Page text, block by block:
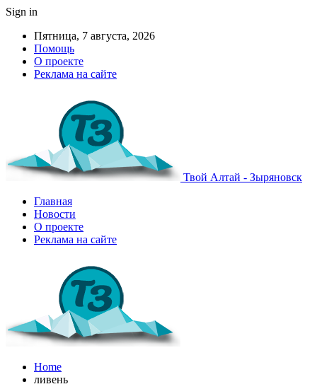
Sign in
Пятница, 7 августа, 2026
Помощь
О проекте
Реклама на сайте
Твой Алтай - Зыряновск
Главная
Новости
О проекте
Реклама на сайте
Home
ливень